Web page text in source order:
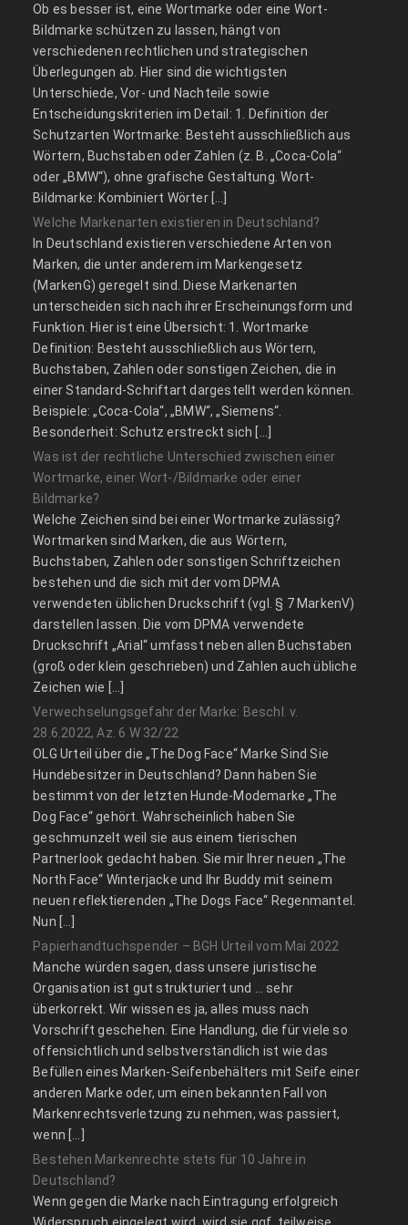
Ob es besser ist, eine Wortmarke oder eine Wort-
Bildmarke schützen zu lassen, hängt von
verschiedenen rechtlichen und strategischen
Überlegungen ab. Hier sind die wichtigsten
Unterschiede, Vor- und Nachteile sowie
Entscheidungskriterien im Detail: 1. Definition der
Schutzarten Wortmarke: Besteht ausschließlich aus
Wörtern, Buchstaben oder Zahlen (z. B. „Coca-Cola“
oder „BMW“), ohne grafische Gestaltung. Wort-
Bildmarke: Kombiniert Wörter […]
Welche Markenarten existieren in Deutschland?
In Deutschland existieren verschiedene Arten von
Marken, die unter anderem im Markengesetz
(MarkenG) geregelt sind. Diese Markenarten
unterscheiden sich nach ihrer Erscheinungsform und
Funktion. Hier ist eine Übersicht: 1. Wortmarke
Definition: Besteht ausschließlich aus Wörtern,
Buchstaben, Zahlen oder sonstigen Zeichen, die in
einer Standard-Schriftart dargestellt werden können.
Beispiele: „Coca-Cola“, „BMW“, „Siemens“.
Besonderheit: Schutz erstreckt sich […]
Was ist der rechtliche Unterschied zwischen einer
Wortmarke, einer Wort-/Bildmarke oder einer
Bildmarke?
Welche Zeichen sind bei einer Wortmarke zulässig?
Wortmarken sind Marken, die aus Wörtern,
Buchstaben, Zahlen oder sonstigen Schriftzeichen
bestehen und die sich mit der vom DPMA
verwendeten üblichen Druckschrift (vgl. § 7 MarkenV)
darstellen lassen. Die vom DPMA verwendete
Druckschrift „Arial“ umfasst neben allen Buchstaben
(groß oder klein geschrieben) und Zahlen auch übliche
Zeichen wie […]
Verwechselungsgefahr der Marke: Beschl. v.
28.6.2022, Az. 6 W 32/22
OLG Urteil über die „The Dog Face“ Marke Sind Sie
Hundebesitzer in Deutschland? Dann haben Sie
bestimmt von der letzten Hunde-Modemarke „The
Dog Face“ gehört. Wahrscheinlich haben Sie
geschmunzelt weil sie aus einem tierischen
Partnerlook gedacht haben. Sie mir Ihrer neuen „The
North Face“ Winterjacke und Ihr Buddy mit seinem
neuen reflektierenden „The Dogs Face“ Regenmantel.
Nun […]
Papierhandtuchspender – BGH Urteil vom Mai 2022
Manche würden sagen, dass unsere juristische
Organisation ist gut strukturiert und … sehr
überkorrekt. Wir wissen es ja, alles muss nach
Vorschrift geschehen. Eine Handlung, die für viele so
offensichtlich und selbstverständlich ist wie das
Befüllen eines Marken-Seifenbehälters mit Seife einer
anderen Marke oder, um einen bekannten Fall von
Markenrechtsverletzung zu nehmen, was passiert,
wenn […]
Bestehen Markenrechte stets für 10 Jahre in
Deutschland?
Wenn gegen die Marke nach Eintragung erfolgreich
Widerspruch eingelegt wird, wird sie ggf. teilweise